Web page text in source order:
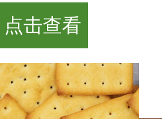
点击查看